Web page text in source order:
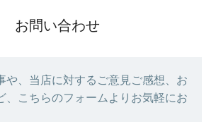
お問い合わせ
や、当店に対するご意見ご感想、お
、こちらのフォームよりお気軽にお